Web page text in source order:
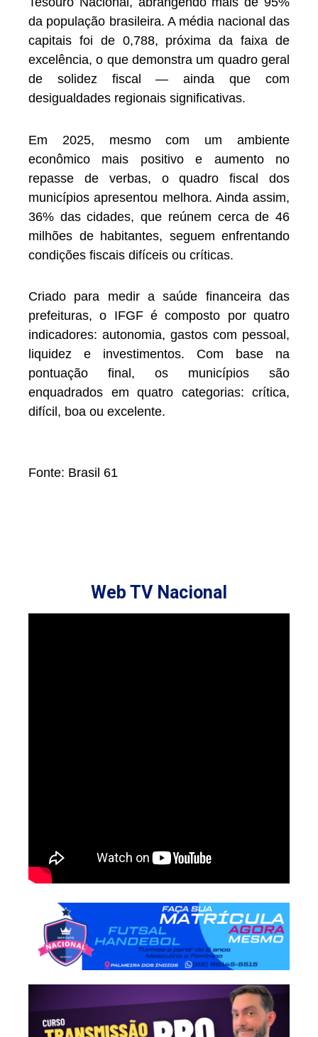
da população brasileira. A média nacional das
capitais foi de 0,788, próxima da faixa de
excelência, o que demonstra um quadro geral
de solidez fiscal — ainda que com
desigualdades regionais significativas.
Em 2025, mesmo com um ambiente
econômico mais positivo e aumento no
repasse de verbas, o quadro fiscal dos
municípios apresentou melhora. Ainda assim,
36% das cidades, que reúnem cerca de 46
milhões de habitantes, seguem enfrentando
condições fiscais difíceis ou críticas.
Criado para medir a saúde financeira das
prefeituras, o IFGF é composto por quatro
indicadores: autonomia, gastos com pessoal,
liquidez e investimentos. Com base na
pontuação final, os municípios são
enquadrados em quatro categorias: crítica,
difícil, boa ou excelente.
Fonte: Brasil 61
Web TV Nacional